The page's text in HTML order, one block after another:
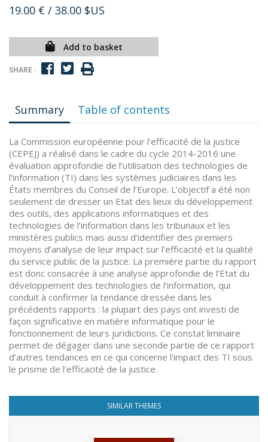
19.00 € / 38.00 $US
Add to basket
SHARE :
Summary Table of contents
La Commission européenne pour l’efficacité de la justice
(CEPEJ) a réalisé dans le cadre du cycle 2014-2016 une
évaluation approfondie de l’utilisation des technologies de
l’information (TI) dans les systèmes judiciaires dans les
États membres du Conseil de l’Europe. L’objectif a été non
seulement de dresser un Etat des lieux du développement
des outils, des applications informatiques et des
technologies de l’information dans les tribunaux et les
ministères publics mais aussi d’identifier des premiers
moyens d’analyse de leur impact sur l’efficacité et la qualité
du service public de la justice. La première partie du rapport
est donc consacrée à une analyse approfondie de l’Etat du
développement des technologies de l’information, qui
conduit à confirmer la tendance dressée dans les
précédents rapports : la plupart des pays ont investi de
façon significative en matière informatique pour le
fonctionnement de leurs juridictions. Ce constat liminaire
permet de dégager dans une seconde partie de ce rapport
d’autres tendances en ce qui concerne l'impact des TI sous
le prisme de l'efficacité de la justice.
SIMILAR THEMES